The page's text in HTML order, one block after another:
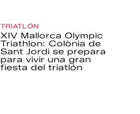
TRIATLÓN
XIV Mallorca Olympic
Triathlon: Colònia de
Sant Jordi se prepara
para vivir una gran
fiesta del triatlón